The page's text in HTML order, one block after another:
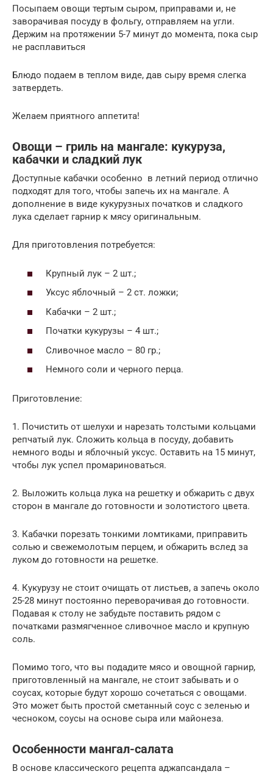
Посыпаем овощи тертым сыром, приправами и, не
заворачивая посуду в фольгу, отправляем на угли.
Держим на протяжении 5-7 минут до момента, пока сыр
не расплавиться
Блюдо подаем в теплом виде, дав сыру время слегка
затвердеть.
Желаем приятного аппетита!
Овощи – гриль на мангале: кукуруза,
кабачки и сладкий лук
Доступные кабачки особенно в летний период отлично
подходят для того, чтобы запечь их на мангале. А
дополнение в виде кукурузных початков и сладкого
лука сделает гарнир к мясу оригинальным.
Для приготовления потребуется:
Крупный лук – 2 шт.;
Уксус яблочный – 2 ст. ложки;
Кабачки – 2 шт.;
Початки кукурузы – 4 шт.;
Сливочное масло – 80 гр.;
Немного соли и черного перца.
Приготовление:
1. Почистить от шелухи и нарезать толстыми кольцами
репчатый лук. Сложить кольца в посуду, добавить
немного воды и яблочный уксус. Оставить на 15 минут,
чтобы лук успел промариноваться.
2. Выложить кольца лука на решетку и обжарить с двух
сторон в мангале до готовности и золотистого цвета.
3. Кабачки порезать тонкими ломтиками, приправить
солью и свежемолотым перцем, и обжарить вслед за
луком до готовности на решетке.
4. Кукурузу не стоит очищать от листьев, а запечь около
25-28 минут постоянно переворачивая до готовности.
Подавая к столу не забудьте поставить рядом с
початками размягченное сливочное масло и крупную
соль.
Помимо того, что вы подадите мясо и овощной гарнир,
приготовленный на мангале, не стоит забывать и о
соусах, которые будут хорошо сочетаться с овощами.
Это может быть простой сметанный соус с зеленью и
чесноком, соусы на основе сыра или майонеза.
Особенности мангал-салата
В основе классического рецепта аджапсандала –